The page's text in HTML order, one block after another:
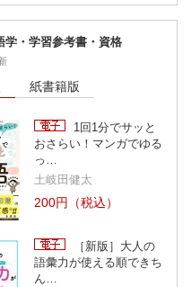
学・学習参考書・資格
紙書籍版
1回1分でサッと
おさらい！マンガでゆる
っ…
土岐田健太
200円（税込）
［新版］大人の
語彙力が使える順できち
ん…